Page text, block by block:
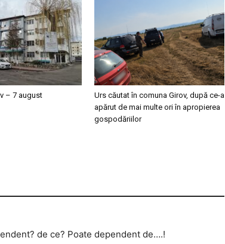
– 7 august
Urs căutat în comuna Girov, după ce-a
apărut de mai multe ori în apropierea
gospodăriilor
de ce? Poate dependent de….!